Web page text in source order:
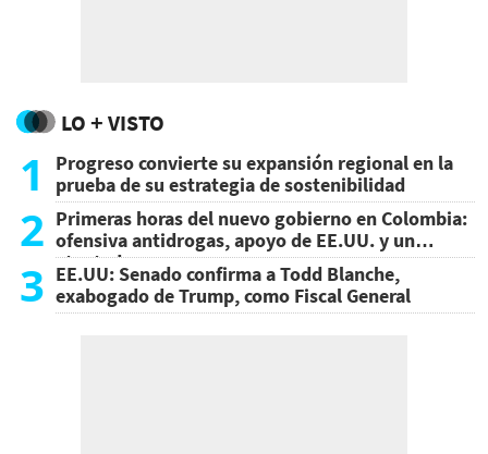
LO + VISTO
1
Progreso convierte su expansión regional en la
prueba de su estrategia de sostenibilidad
2 Primeras horas del nuevo gobierno en Colombia:
ofensiva antidrogas, apoyo de EE.UU. y un
atentado
3 EE.UU: Senado confirma a Todd Blanche,
exabogado de Trump, como Fiscal General